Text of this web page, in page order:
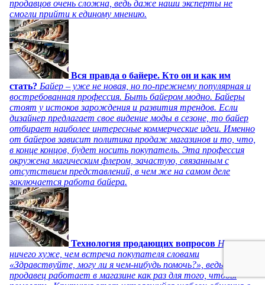
продавцов очень сложна, ведь даже наши эксперты не
смогли прийти к единому мнению.
Вся правда о байере. Кто он и как им
стать? Байер – уже не новая, но по-прежнему популярная и
востребованная профессия. Быть байером модно. Байеры
стоят у истоков зарождения и развития трендов. Если
дизайнер предлагает свое видение моды в сезоне, то байер
отбирает наиболее интересные коммерческие идеи. Именно
от байеров зависит политика продаж магазинов и то, что,
в конце концов, будет носить покупатель. Эта профессия
окружена магическим флером, зачастую, связанным с
отсутствием представлений, в чем же на самом деле
заключается работа байера.
Технология продающих вопросов Нет
ничего хуже, чем встреча покупателя словами
«Здравствуйте, могу ли я чем-нибудь помочь?», ведь
продавец работает в магазине как раз для того, чтобы